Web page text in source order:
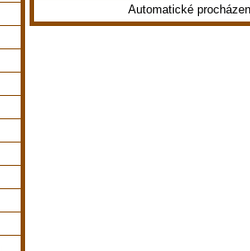
Automatické